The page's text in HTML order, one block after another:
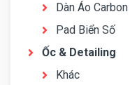
Dàn Áo Carbon
Pad Biển Số
Ốc & Detailing
Khác